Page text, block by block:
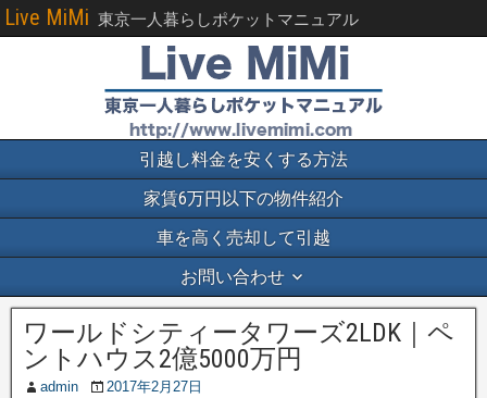
Live MiMi 東京一人暮らしポケットマニュアル
引越し料金を安くする方法
家賃6万円以下の物件紹介
車を高く売却して引越
お問い合わせ
ワールドシティータワーズ2LDK｜ペ
ントハウス2億5000万円
admin
2017年2月27日